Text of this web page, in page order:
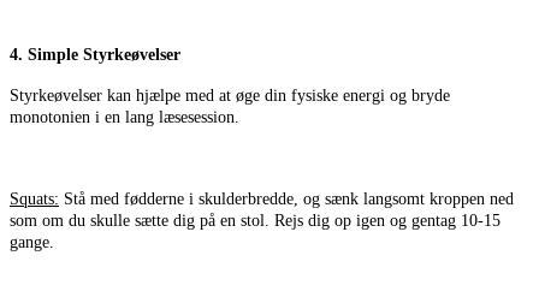
4. Simple Styrkeøvelser
Styrkeøvelser kan hjælpe med at øge din fysiske energi og bryde
monotonien i en lang læsesession.
Squats: Stå med fødderne i skulderbredde, og sænk langsomt kroppen ned
som om du skulle sætte dig på en stol. Rejs dig op igen og gentag 10-15
gange.